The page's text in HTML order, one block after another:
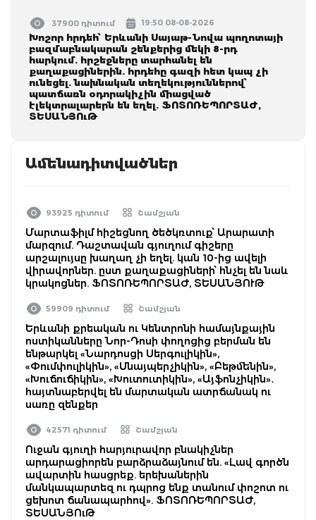
37900 դիտում 19:50 08-08-2026
Խոշոր հրդեհ՝ Երևանի Սայաթ-Նովա պողոտայի
բազմաբնակարան շենքերից մեկի 8-րդ
հարկում. հրշեջները տարհանել են
քաղաքացիներին. հրդեհը գազի հետ կապ չի
ունեցել. նախնական տեղեկություններով՝
պատճառն օդորակիչին միացված
էլեկտրալարերն են եղել. ՖՈՏՈՌԵՊՈՐՏԱԺ,
ՏԵՍԱՆՅՈւԹ
Ամենադիտվածներ
93925 դիտում Շամշյան
Մարտաֆիլմ հիշեցնող ծեծկռտուք՝ Արարատի
մարզում. Դաշտավան գյուղում գիշերը
արշալույսը խաղաղ չի եղել. կան 10-ից ավելի
վիրավորներ. ըստ քաղաքացիների՝ հնչել են նաև
կրակոցներ. ՖՈՏՈՌԵՊՈՐՏԱԺ, ՏԵՍԱՆՅՈՒԹ
59909 դիտում Շամշյան
Երևանի քրեական ու Կենտրոնի համայնքային
ոստիկանները Նոր-Դոսի փողոցից բերման են
ենթարկել «Նարդոսցի Սերգուլիկին»,
«Փումփուլիկին», «Սնայպերչիկին», «Բեթմենին»,
«Խուճուճիկին», «Խուտուտիկին», «Այֆոնչիկին»․
հայտնաբերվել են մարտական ատրճանակ ու
սառը զենքեր
42571 դիտում Շամշյան
Ուջան գյուղի հարյուրավոր բնակիչներ
արդարացիորեն բարձրաձայնում են. «Լավ գործն
ավարտին հասցրեք. երեխաներին
մանկապարտեզ ու դպրոց ենք տանում փոշոտ ու
ցեխոտ ճանապարհով». ՖՈՏՈՌԵՊՈՐՏԱԺ,
ՏԵՍԱՆՅՈւԹ